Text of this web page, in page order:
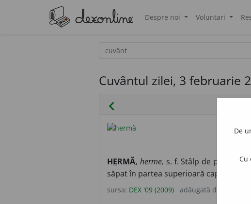
Despre noi Voluntari
Cuvântul zilei, 3 februarie
chevron_left
HERMĂ, herme, s. f. Stâlp de piatră
săpat în partea superioară capul lui
sursa: DEX '09 (2009) adăugată de
De
Cu